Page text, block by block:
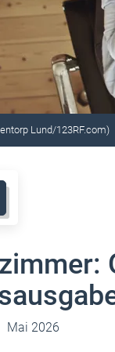
Lund/123RF.com)
Mai 2026